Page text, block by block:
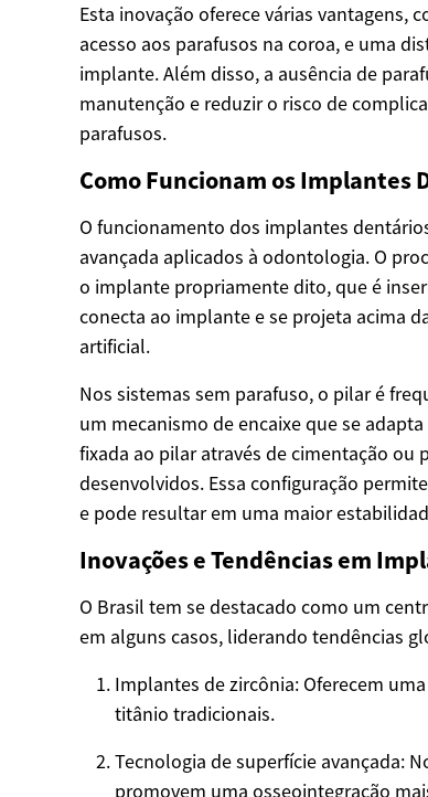
Esta inovação oferece várias vantagens,
acesso aos parafusos na coroa, e uma
implante. Além disso, a ausência de
manutenção e reduzir o risco de
parafusos.
Como Funcionam os Implantes
O funcionamento dos implantes
avançada aplicados à odontologia. O
o implante propriamente dito, que é
conecta ao implante e se projeta acima
artificial.
Nos sistemas sem parafuso, o pilar é
um mecanismo de encaixe que se
fixada ao pilar através de cimentação ou
desenvolvidos. Essa configuração
e pode resultar em uma maior
Inovações e Tendências em
O Brasil tem se destacado como um
em alguns casos, liderando tendências
Implantes de zircônia: Oferecem
titânio tradicionais.
Tecnologia de superfície avançada:
promovem uma osseointegração